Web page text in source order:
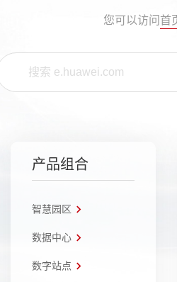
您可以访问 首
产品组合
智慧园区
数据中心
数字站点